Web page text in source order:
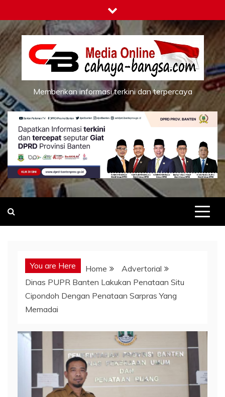
to
content
Memberikan informasi terkini dan terpercaya
You are Here Home
Advertorial
Dinas PUPR Banten Lakukan Penataan Situ
Cipondoh Dengan Penataan Sarpras Yang
Memadai